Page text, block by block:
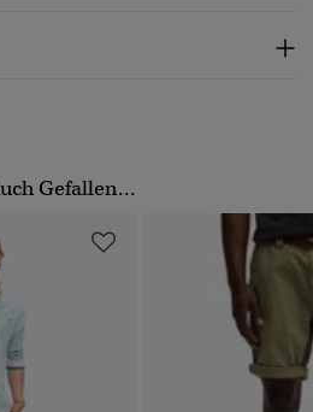
Gefallen...